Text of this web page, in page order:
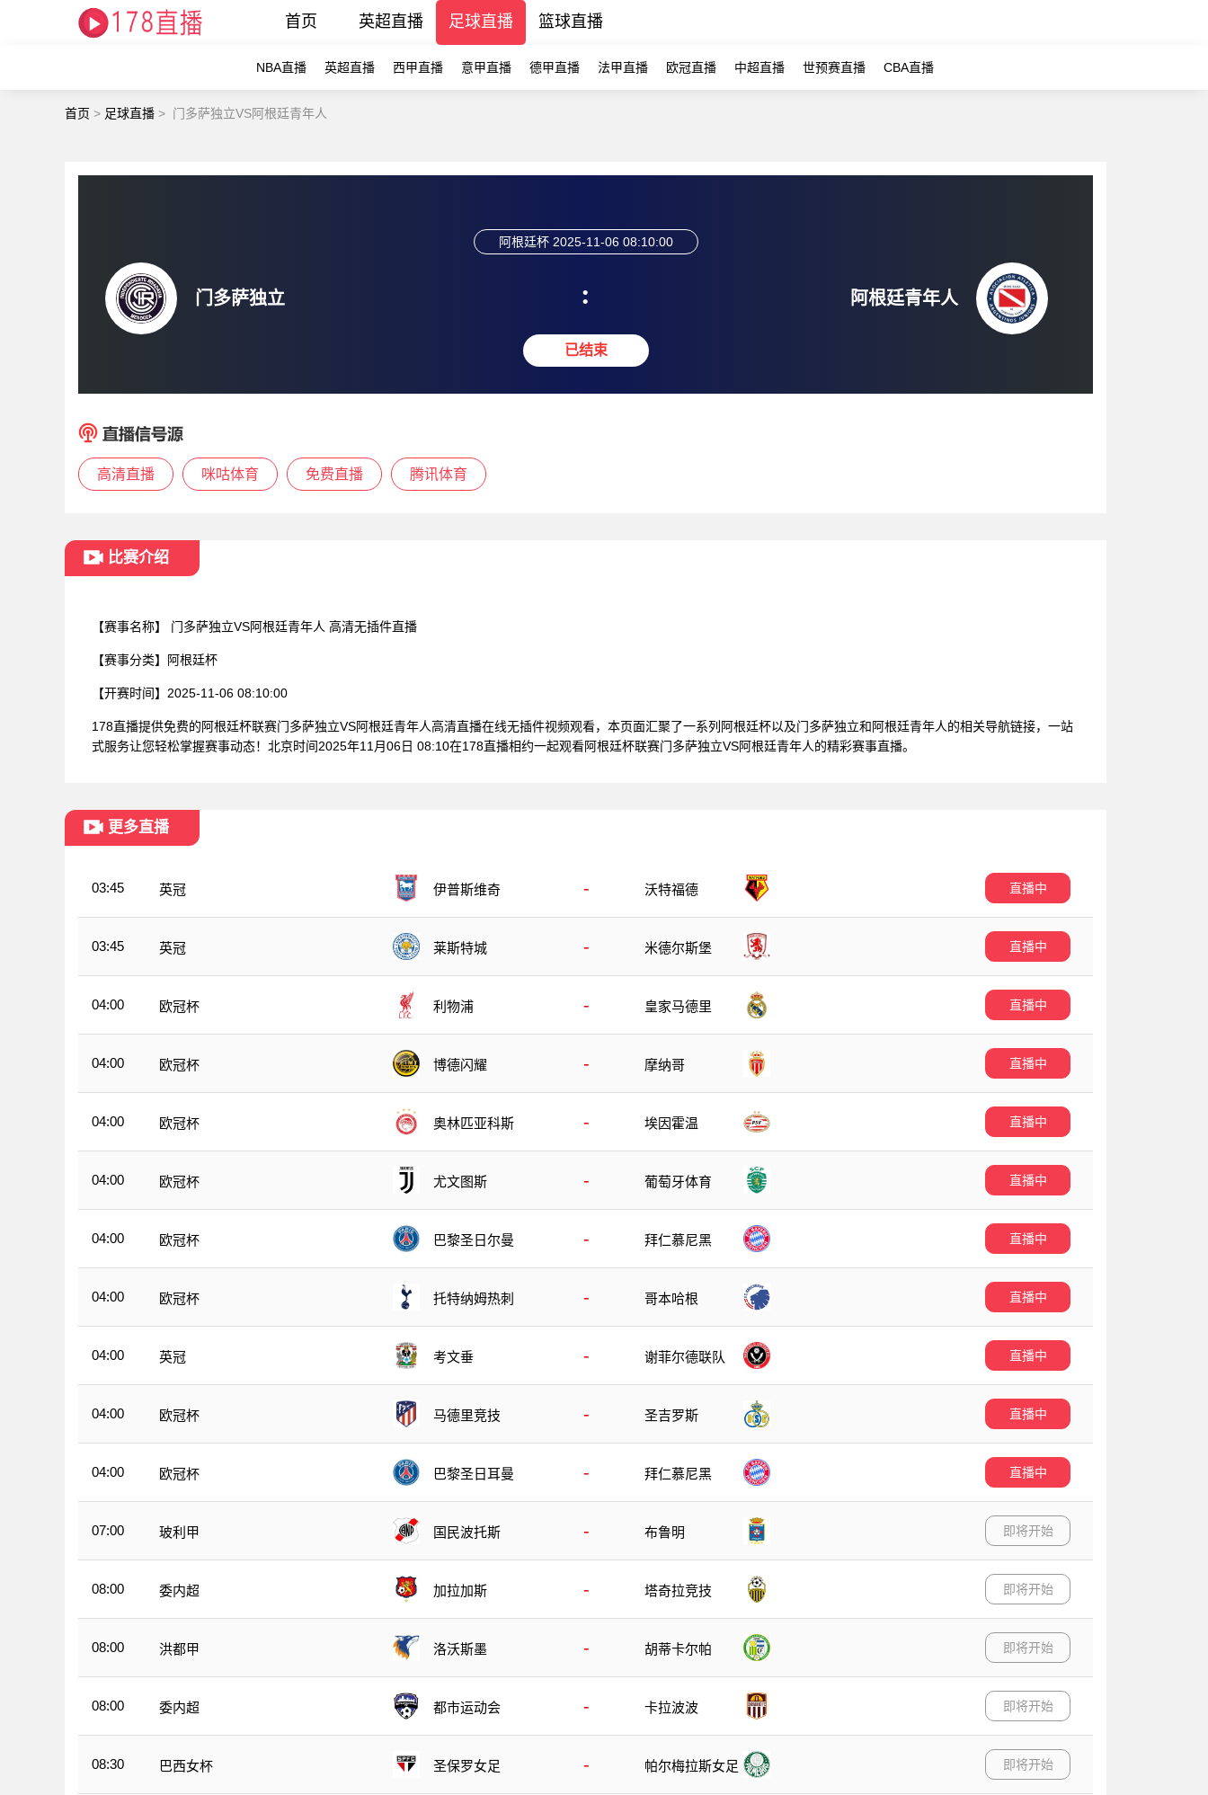
首页 英超直播 足球直播 篮球直播
NBA直播 英超直播 西甲直播 意甲直播 德甲直播 法甲直播 欧冠直播 中超直播 世预赛直播 CBA直播
首页 > 足球直播 > 门多萨独立VS阿根廷青年人
门多萨独立
阿根廷杯 2025-11-06 08:10:00
:
已结束
阿根廷青年人
高清直播 咪咕体育 免费直播 腾讯体育
比赛介绍
【赛事名称】 门多萨独立VS阿根廷青年人 高清无插件直播
【赛事分类】 阿根廷杯
【开赛时间】 2025-11-06 08:10:00
178直播提供免费的阿根廷杯联赛门多萨独立VS阿根廷青年人高清直播在线无插件视频观看，本页面汇聚了一系列阿根廷杯以及门多萨独立和阿根廷青年人的相关导航链接，一站
式服务让您轻松掌握赛事动态！北京时间2025年11月06日 08:10在178直播相约一起观看阿根廷杯联赛门多萨独立VS阿根廷青年人的精彩赛事直播。
更多直播
03:45 英冠 伊普斯维奇 - 沃特福德 直播中
03:45 英冠 莱斯特城 - 米德尔斯堡 直播中
04:00 欧冠杯 利物浦 - 皇家马德里 直播中
04:00 欧冠杯 博德闪耀 - 摩纳哥 直播中
04:00 欧冠杯 奥林匹亚科斯 - 埃因霍温 直播中
04:00 欧冠杯 尤文图斯 - 葡萄牙体育 直播中
04:00 欧冠杯 巴黎圣日尔曼 - 拜仁慕尼黑 直播中
04:00 欧冠杯 托特纳姆热刺 - 哥本哈根 直播中
04:00 英冠 考文垂 - 谢菲尔德联队 直播中
04:00 欧冠杯 马德里竞技 - 圣吉罗斯 直播中
04:00 欧冠杯 巴黎圣日耳曼 - 拜仁慕尼黑 直播中
07:00 玻利甲 国民波托斯 - 布鲁明 即将开始
08:00 委内超 加拉加斯 - 塔奇拉竞技 即将开始
08:00 洪都甲 洛沃斯墨 - 胡蒂卡尔帕 即将开始
08:00 委内超 都市运动会 - 卡拉波波 即将开始
08:30 巴西女杯 圣保罗女足 - 帕尔梅拉斯女足 即将开始